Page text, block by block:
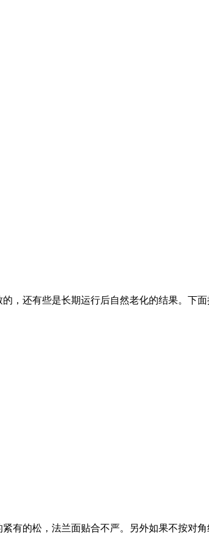
，还有些是长期运行后自然老化的结果。下
有的松，法兰面贴合不严。另外如果不按对角